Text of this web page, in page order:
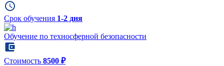
Срок обучения 1-2 дня
Обучение по техносферной безопасности
Стоимость 8500 ₽